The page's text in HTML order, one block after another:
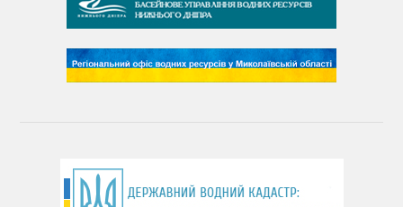
День чистих берегів
День довкілля
(місячник благоустрою)
День Чорного моря